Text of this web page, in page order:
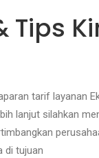
Tips
tarif layanan
lanjut silahkan
di tujuan